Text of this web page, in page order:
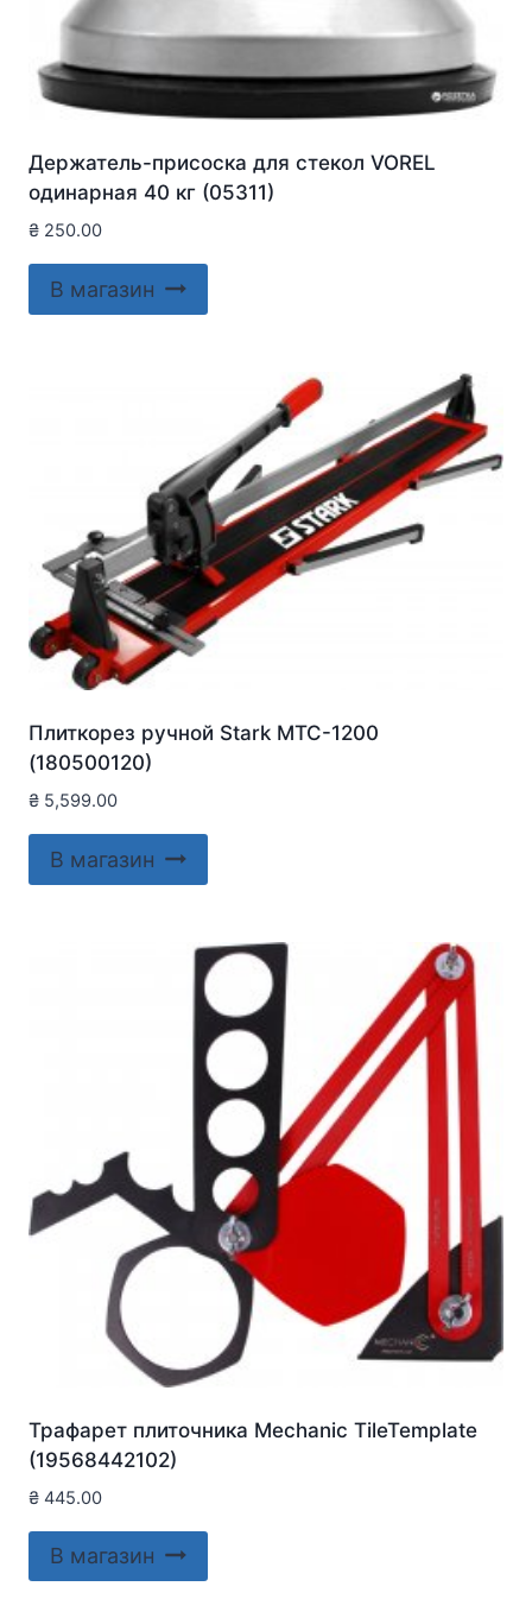
Держатель-присоска для стекол VOREL
одинарная 40 кг (05311)
₴ 250.00
В магазин
Плиткорез ручной Stark MTC-1200
(180500120)
₴ 5,599.00
В магазин
Трафарет плиточника Mechanic TileTemplate
(19568442102)
₴ 445.00
В магазин